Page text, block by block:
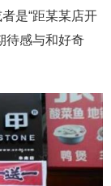
是“距某某店开
待感与和好奇